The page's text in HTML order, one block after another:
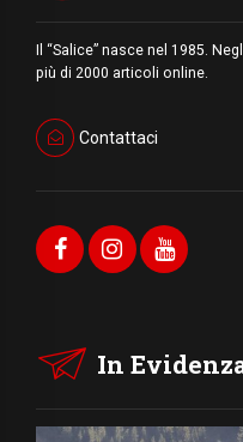
Il “Salice” nasce nel 1985.
più di 2000 articoli online.
Contattaci
In